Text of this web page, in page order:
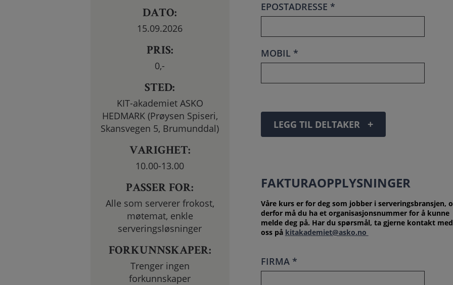
DATO:
15.09.2026
PRIS:
0,-
STED:
KIT-akademiet ASKO
HEDMARK (Prøysen Spiseri,
Skansvegen 5, Brumunddal)
VARIGHET:
10.00-13.00
PASSER FOR:
Alle som serverer frokost,
møtemat, enkle
serveringsløsninger
FORKUNNSKAPER:
Trenger ingen
forkunnskaper
EPOSTADRESSE *
MOBIL *
LEGG TIL DELTAKER +
FAKTURAOPPLYSNINGER
Våre kurs er for deg som jobber i serveringsbransjen,
derfor må du ha et organisasjonsnummer for å kunne
melde deg på. Har du spørsmål, ta gjerne kontakt med
oss på kitakademiet@asko.no
FIRMA *